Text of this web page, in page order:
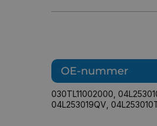
OE-nummer
030TL11002000
04L253019QV